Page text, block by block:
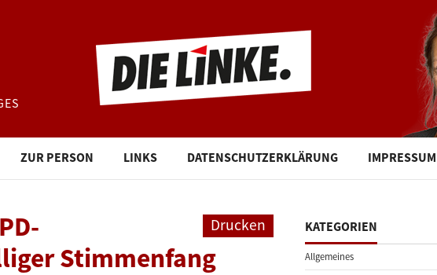
ZUR PERSON LINKS DATENSCHUTZERKLÄRUNG IMPRESSUM
Drucken
Stimmenfang
KATEGORIEN
Allgemeines